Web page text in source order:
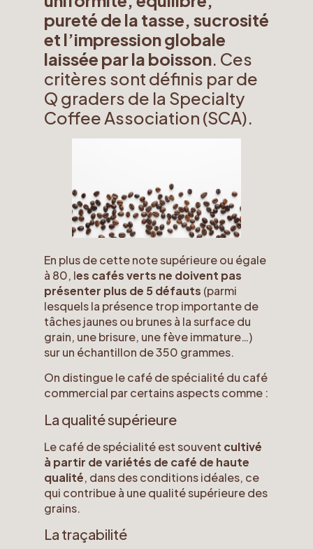
pureté de la tasse, sucrosité
et l’impression globale
laissée par la boisson. Ces
critères sont définis par de
Q graders de la Specialty
Coffee Association (SCA).
En plus de cette note supérieure ou égale
à 80, les cafés verts ne doivent pas
présenter plus de 5 défauts (parmi
lesquels la présence trop importante de
tâches jaunes ou brunes à la surface du
grain, une brisure, une fève immature…)
sur un échantillon de 350 grammes.
On distingue le café de spécialité du café
commercial par certains aspects comme :
La qualité supérieure
Le café de spécialité est souvent cultivé
à partir de variétés de café de haute
qualité, dans des conditions idéales, ce
qui contribue à une qualité supérieure des
grains.
La traçabilité